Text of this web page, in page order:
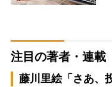
注目の著者・連載
藤川里絵「さあ、